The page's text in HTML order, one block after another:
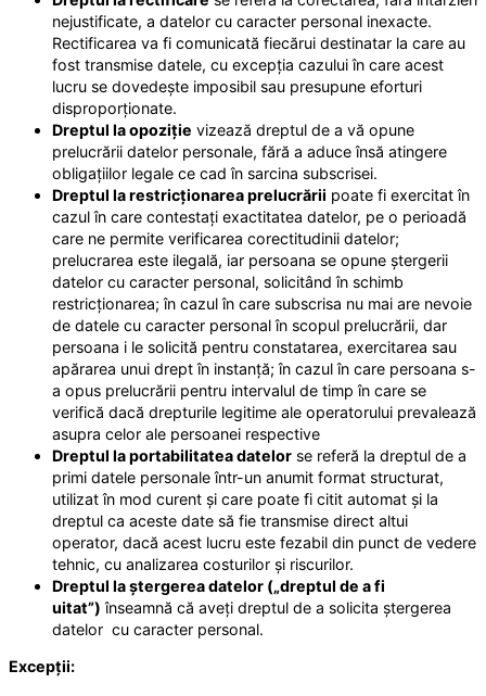
nejustificate, a datelor cu caracter personal inexacte.
Rectificarea va fi comunicată fiecărui destinatar la care au
fost transmise datele, cu excepția cazului în care acest
lucru se dovedește imposibil sau presupune eforturi
disproporționate.
Dreptul la opoziție vizează dreptul de a vă opune
prelucrării datelor personale, fără a aduce însă atingere
obligațiilor legale ce cad în sarcina subscrisei.
Dreptul la restricționarea prelucrării poate fi exercitat în
cazul în care contestați exactitatea datelor, pe o perioadă
care ne permite verificarea corectitudinii datelor;
prelucrarea este ilegală, iar persoana se opune ștergerii
datelor cu caracter personal, solicitând în schimb
restricționarea; în cazul în care subscrisa nu mai are nevoie
de datele cu caracter personal în scopul prelucrării, dar
persoana i le solicită pentru constatarea, exercitarea sau
apărarea unui drept în instanță; în cazul în care persoana s-
a opus prelucrării pentru intervalul de timp în care se
verifică dacă drepturile legitime ale operatorului prevalează
asupra celor ale persoanei respective
Dreptul la portabilitatea datelor se referă la dreptul de a
primi datele personale într-un anumit format structurat,
utilizat în mod curent și care poate fi citit automat și la
dreptul ca aceste date să fie transmise direct altui
operator, dacă acest lucru este fezabil din punct de vedere
tehnic, cu analizarea costurilor și riscurilor.
Dreptul la ștergerea datelor („dreptul de a fi
uitat”) înseamnă că aveți dreptul de a solicita ștergerea
datelor cu caracter personal.
Excepții: